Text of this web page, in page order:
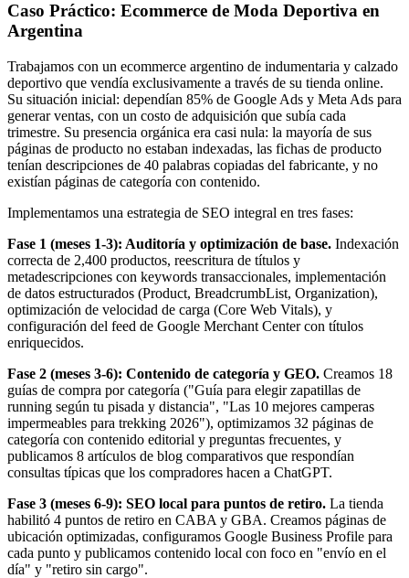
Caso Práctico: Ecommerce de Moda Deportiva en
Argentina
Trabajamos con un ecommerce argentino de indumentaria y calzado
deportivo que vendía exclusivamente a través de su tienda online.
Su situación inicial: dependían 85% de Google Ads y Meta Ads para
generar ventas, con un costo de adquisición que subía cada
trimestre. Su presencia orgánica era casi nula: la mayoría de sus
páginas de producto no estaban indexadas, las fichas de producto
tenían descripciones de 40 palabras copiadas del fabricante, y no
existían páginas de categoría con contenido.
Implementamos una estrategia de SEO integral en tres fases:
Fase 1 (meses 1-3): Auditoría y optimización de base. Indexación
correcta de 2,400 productos, reescritura de títulos y
metadescripciones con keywords transaccionales, implementación
de datos estructurados (Product, BreadcrumbList, Organization),
optimización de velocidad de carga (Core Web Vitals), y
configuración del feed de Google Merchant Center con títulos
enriquecidos.
Fase 2 (meses 3-6): Contenido de categoría y GEO. Creamos 18
guías de compra por categoría ("Guía para elegir zapatillas de
running según tu pisada y distancia", "Las 10 mejores camperas
impermeables para trekking 2026"), optimizamos 32 páginas de
categoría con contenido editorial y preguntas frecuentes, y
publicamos 8 artículos de blog comparativos que respondían
consultas típicas que los compradores hacen a ChatGPT.
Fase 3 (meses 6-9): SEO local para puntos de retiro. La tienda
habilitó 4 puntos de retiro en CABA y GBA. Creamos páginas de
ubicación optimizadas, configuramos Google Business Profile para
cada punto y publicamos contenido local con foco en "envío en el
día" y "retiro sin cargo".